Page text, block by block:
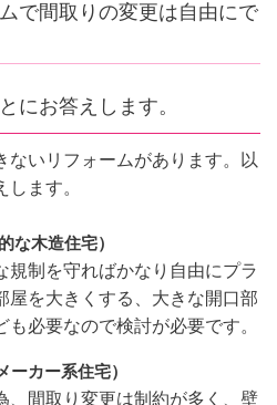
で間取りの変更は自由にで
にお答えします。
ないリフォームがあります。以
ます。
な木造住宅）
規制を守ればかなり自由にプラ
屋を大きくする、大きな開口部
必要なので検討が必要です。
カー系住宅）
、間取り変更は制約が多く、壁